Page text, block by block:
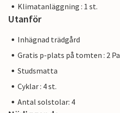
Klimatanläggning : 1 st.
Utanför
Inhägnad trädgård
Gratis p-plats på tomten : 2
Studsmatta
Cyklar : 4 st.
Antal solstolar: 4